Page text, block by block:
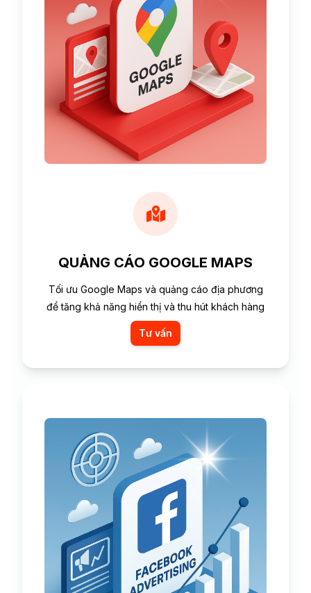
QUẢNG CÁO GOOGLE MAPS
Tối ưu Google Maps và quảng cáo địa phương
để tăng khả năng hiển thị và thu hút khách hàng
Tư vấn